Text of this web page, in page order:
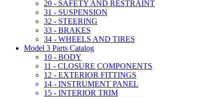
20 - SAFETY AND RESTRAINT
31 - SUSPENSION
32 - STEERING
33 - BRAKES
34 - WHEELS AND TIRES
Model 3 Parts Catalog
10 - BODY
11 - CLOSURE COMPONENTS
12 - EXTERIOR FITTINGS
14 - INSTRUMENT PANEL
15 - INTERIOR TRIM